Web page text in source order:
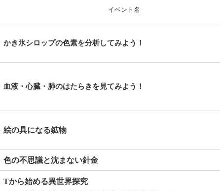
イベント名
かき氷シロップの色素を分析してみよう！
血液・心臓・肺のはたらきを見てみよう！
絵の具になる鉱物
色の不思議と沈まない針金
Tから始める異世界探究